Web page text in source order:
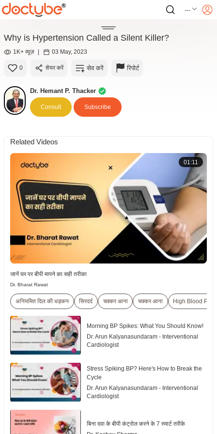
---
Why is Hypertension Called a Silent Killer?
1K+ व्यूज़ | 03 May, 2023
0 शेयर करें सेव करें रिपोर्ट
Dr. Hemant P. Thacker
Consult Subscribe
Related Videos
01:11
जानें घर पर बीपी मापने का सही तरीका
Dr. Bharat Rawat
अनियमित दिल की धड़कन सिरदर्द चक्कर आना चक्कर आना High Blood
Morning BP Spikes: What You Should Know!
Dr. Arun Kalyanasundaram - Interventional
Cardiologist
Stress Spiking BP? Here's How to Break the
Cycle
Dr. Arun Kalyanasundaram - Interventional
Cardiologist
बिना दवा के बीपी कंट्रोल करने के 7 स्मार्ट तरीके